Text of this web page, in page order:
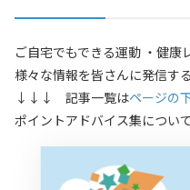
ご自宅でもできる運動 ・健康
様々な情報を皆さんに発信す
↓↓↓ 記事一覧はページの
ポイントアドバイス集につい